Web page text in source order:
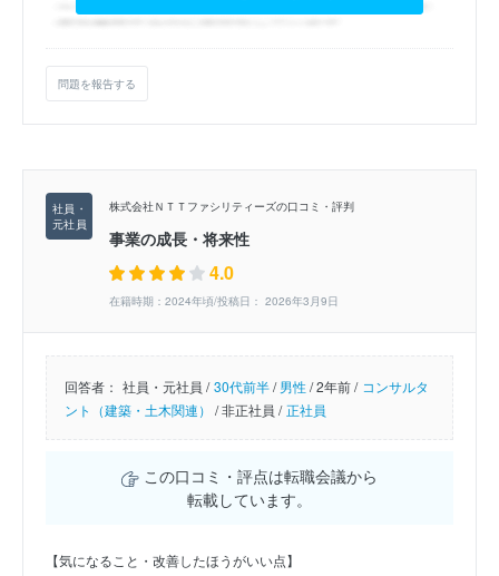
問題を報告する
株式会社ＮＴＴファシリティーズの口コミ・評判
事業の成長・将来性
4.0
在籍時期：2024年頃/投稿日： 2026年3月9日
回答者： 社員・元社員 / 30代前半/男性/2年前 / コンサルタ
ント（建築・土木関連） /非正社員 / 正社員
この口コミ・評点は転職会議から
転載しています。
【気になること・改善したほうがいい点】